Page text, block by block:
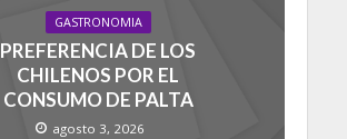
GASTRONOMIA
PREFERENCIA DE LOS
CHILENOS POR EL
CONSUMO DE PALTA
agosto 3, 2026